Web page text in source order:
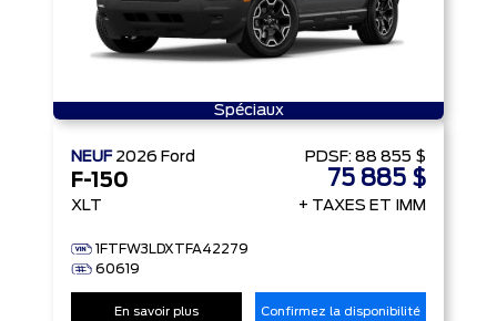
Spéciaux
NEUF 2026 Ford
F-150
XLT
1FTFW3LDXTFA42279
60619
PDSF: 88 855 $
75 885 $
+ TAXES ET IMM
En savoir plus Confirmez la disponibilité